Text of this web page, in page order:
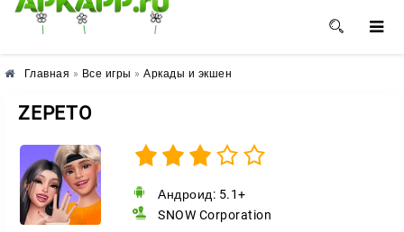
🌸 🌼 🌺
Главная » Все игры » Аркады и экшен
ZEPETO
Андроид: 5.1+
SNOW Corporation